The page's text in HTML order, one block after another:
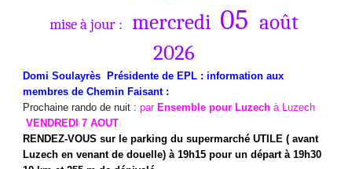
mise à jour : mercredi 05 août
2026
Domi Soulayrès Présidente de EPL :information aux
membres deChemin Faisant :
Prochaine rando de nuit : par Ensemble pour Luzech à Luzech
VENDREDI 7 AOUT
RENDEZ-VOUS sur le parking du supermarché UTILE ( avant
Luzech en venant de douelle) à 19h15 pour un départ à 19h30